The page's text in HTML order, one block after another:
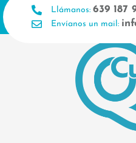
Ir
al
contenido
Llámanos: 639 187
Envíanos un mail: